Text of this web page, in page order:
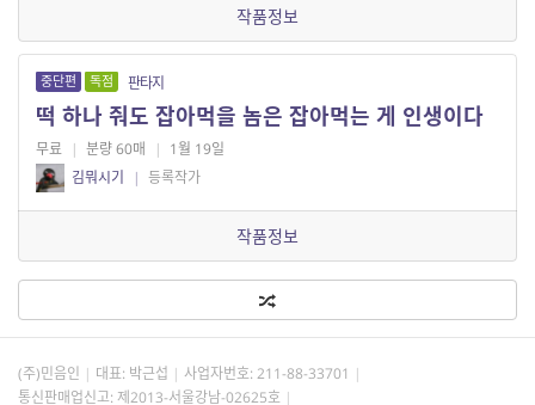
작품정보
중단편 독점 판타지
떡 하나 줘도 잡아먹을 놈은 잡아먹는 게 인생이다
무료 | 분량 60매 | 1월 19일
김뭐시기
| 등록작가
작품정보
(주)민음인 대표: 박근섭 사업자번호: 211-88-33701
통신판매업신고: 제2013-서울강남-02625호